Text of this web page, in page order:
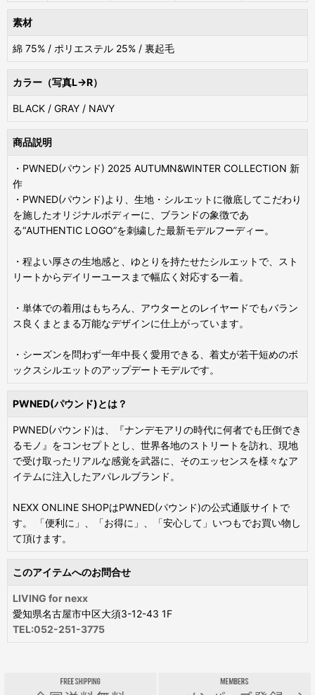
素材
綿 75% / ポリエステル 25% / 裏起毛
カラー（写真L→R）
BLACK / GRAY / NAVY
商品説明
・PWNED(パウンド) 2025 AUTUMN&WINTER COLLECTION 新
作
・PWNED(パウンド)より、生地・シルエットに徹底してこだわり
を施したオリジナルボディーに、ブランドの象徴であ
る“AUTHENTIC LOGO”を刺繍した最新モデルフーディー。
・程よい厚さの生地感と、ゆとりを持たせたシルエットで、スト
リートからデイリーユースまで幅広く対応する一着。
・単体での着用はもちろん、アウターとのレイヤードでもバラン
ス良くまとまる万能なデザインに仕上がっています。
・シーズンを問わず一年中長く愛用できる、着丈が若干短めのボ
ックスシルエットのアップデートモデルです。
PWNED(パウンド)とは？
PWNED(パウンド)は、『ナンデモアリの時代に何者でも圧倒でき
るモノ』をコンセプトとし、世界各地のストリートを訪れ、現地
で受け取ったリアルな感覚を武器に、そのエッセンスを様々なア
イテムに注入したアパレルブランド。
NEXX ONLINE SHOPはPWNED(パウンド)の公式通販サイトで
す。 「便利に」、「お得に」、「安心して」いつもでお買い物し
て頂けます。
このアイテムへのお問合せ
LIVING for nexx
愛知県名古屋市中区大須3-12-43 1F
TEL:052-251-3775